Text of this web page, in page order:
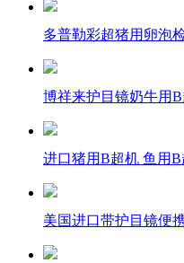
多普勒彩超猪用卵泡
博祥来护目镜奶牛用
进口猪用B超机 鱼用B
美国进口带护目镜便